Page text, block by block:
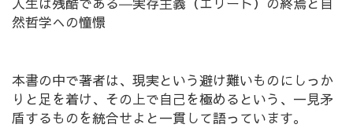
然哲学への憧憬
本書の中で著者は、現実という避け難いものにしっか
りと足を着け、その上で自己を極めるという、一見矛
盾するものを統合せよと一貫して語っています。